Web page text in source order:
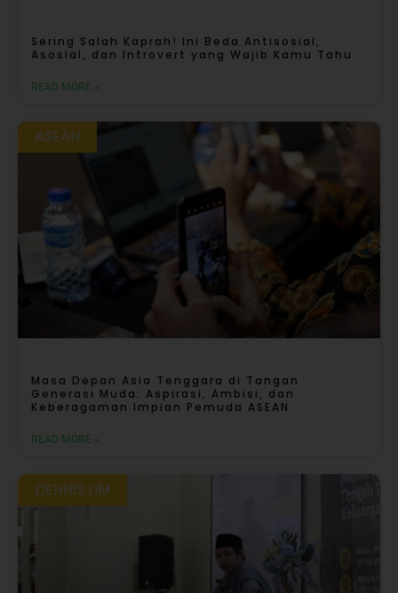
Sering Salah Kaprah! Ini Beda Antisosial,
Asosial, dan Introvert yang Wajib Kamu Tahu
READ MORE »
ASEAN
Masa Depan Asia Tenggara di Tangan
Generasi Muda: Aspirasi, Ambisi, dan
Keberagaman Impian Pemuda ASEAN
READ MORE »
DENNIS LIM